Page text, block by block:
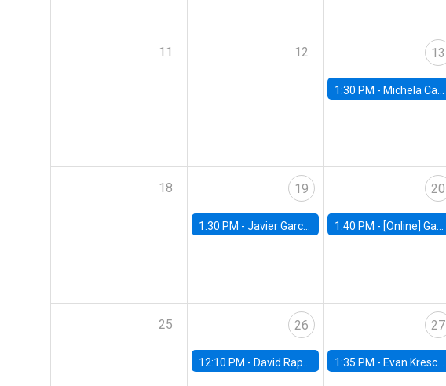
11 12 13
1:30 PM - Michela Carlana, Harvard Kennedy School
18 19
1:30 PM - Javier Garcia Cicco, Universidad de San Andres
20
1:40 PM - [Online] Gabriel Englander, World Bank
25 26
12:10 PM - David Rappoport, FED Board
27
1:35 PM - Evan Kresch, Oberlin College